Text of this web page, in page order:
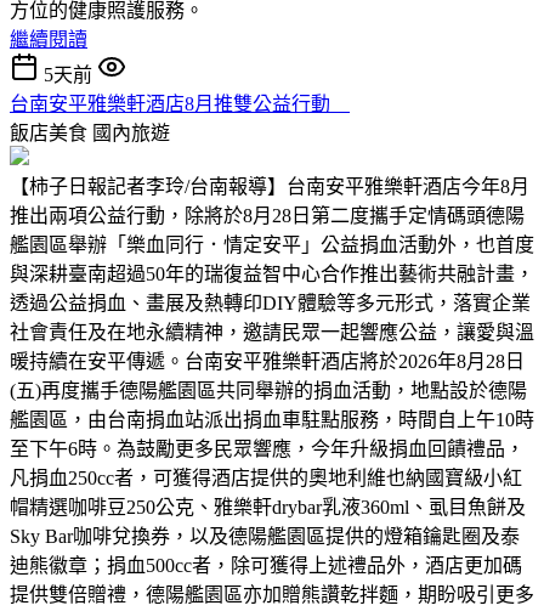
方位的健康照護服務。
繼續閱讀
5天前
台南安平雅樂軒酒店8月推雙公益行動
飯店美食 國內旅遊
【柿子日報記者李玲/台南報導】台南安平雅樂軒酒店今年8月
推出兩項公益行動，除將於8月28日第二度攜手定情碼頭德陽
艦園區舉辦「樂血同行．情定安平」公益捐血活動外，也首度
與深耕臺南超過50年的瑞復益智中心合作推出藝術共融計畫，
透過公益捐血、畫展及熱轉印DIY體驗等多元形式，落實企業
社會責任及在地永續精神，邀請民眾一起響應公益，讓愛與溫
暖持續在安平傳遞。台南安平雅樂軒酒店將於2026年8月28日
(五)再度攜手德陽艦園區共同舉辦的捐血活動，地點設於德陽
艦園區，由台南捐血站派出捐血車駐點服務，時間自上午10時
至下午6時。為鼓勵更多民眾響應，今年升級捐血回饋禮品，
凡捐血250cc者，可獲得酒店提供的奧地利維也納國寶級小紅
帽精選咖啡豆250公克、雅樂軒drybar乳液360ml、虱目魚餅及
Sky Bar咖啡兌換券，以及德陽艦園區提供的燈箱鑰匙圈及泰
迪熊徽章；捐血500cc者，除可獲得上述禮品外，酒店更加碼
提供雙倍贈禮，德陽艦園區亦加贈熊讚乾拌麵，期盼吸引更多